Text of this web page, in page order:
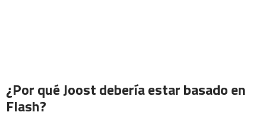
¿Por qué Joost debería estar basado en
Flash?